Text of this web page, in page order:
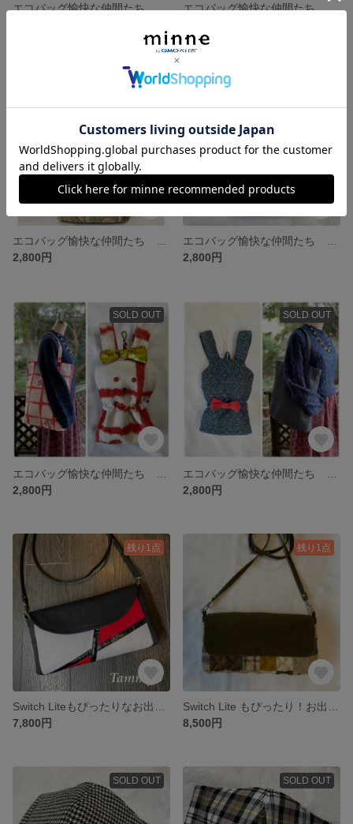
エコバッグ愉快な仲間たち ④風車小紋に赤茶ネクタイ
エコバッグ愉快な仲間たち ③風車小紋にリボン
残り1点
2,800円
2,800円
SOLD OUT
2,800円
SOLD OUT
2,800円
残り1点
7,800円
残り1点
8,500円
SOLD OUT SOLD OUT